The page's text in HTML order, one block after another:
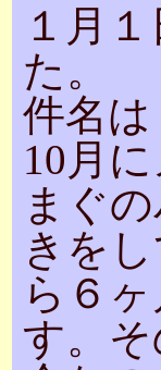
１月
た。
件名
10月
まぐ
きを
ら６
す。